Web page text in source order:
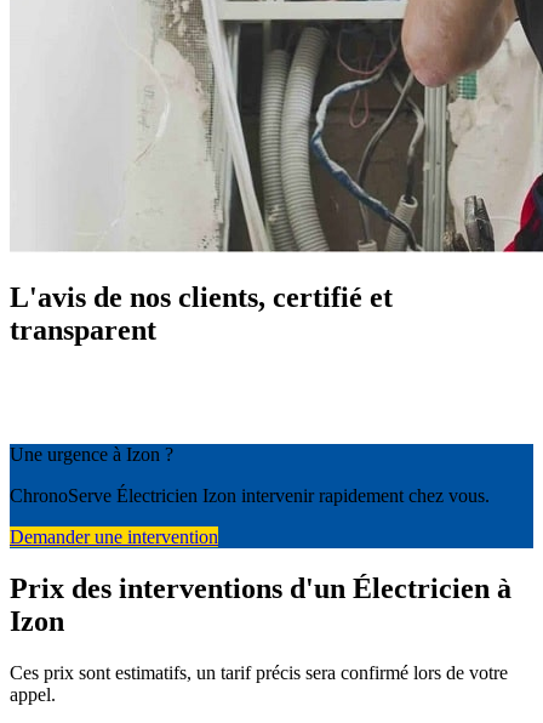
L'avis de nos clients, certifié et
transparent
Une urgence à Izon ?
ChronoServe Électricien Izon intervenir rapidement chez vous.
Demander une intervention
Prix des interventions d'un Électricien à
Izon
Ces prix sont estimatifs, un tarif précis sera confirmé lors de votre
appel.